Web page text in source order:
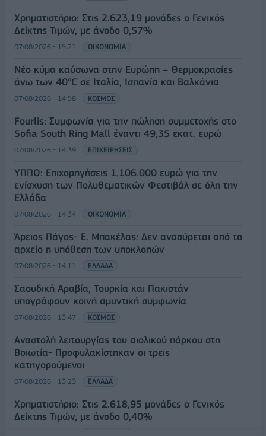
Χρηματιστήριο: Στις 2.623,19 μονάδες ο Γενικός
Δείκτης Τιμών, με άνοδο 0,57%
07/08/2026 - 15:21 ΟΙΚΟΝΟΜΙΑ
Νέο κύμα καύσωνα στην Ευρώπη – Θερμοκρασίες
άνω των 40°C σε Ιταλία, Ισπανία και Βαλκάνια
07/08/2026 - 14:58 ΚΟΣΜΟΣ
Fourlis: Συμφωνία για την πώληση συμμετοχής στο
Sofia South Ring Mall έναντι 49,35 εκατ. ευρώ
07/08/2026 - 14:39 ΕΠΙΧΕΙΡΗΣΕΙΣ
ΥΠΠΟ: Επιχορηγήσεις 1.106.000 ευρώ για την
ενίσχυση των Πολυθεματικών Φεστιβάλ σε όλη την
Ελλάδα
07/08/2026 - 14:34 ΟΙΚΟΝΟΜΙΑ
Άρειος Πάγος- Ε. Μπακέλας: Δεν ανασύρεται από το
αρχείο η υπόθεση των υποκλοπών
07/08/2026 - 14:11 ΕΛΛΑΔΑ
Σαουδική Αραβία, Τουρκία και Πακιστάν
υπογράφουν κοινή αμυντική συμφωνία
07/08/2026 - 13:47 ΚΟΣΜΟΣ
Αναστολή λειτουργίας του αιολικού πάρκου στη
Βοιωτία- Προφυλακίστηκαν οι τρεις
κατηγορούμενοι
07/08/2026 - 13:23 ΕΛΛΑΔΑ
Χρηματιστήριο: Στις 2.618,95 μονάδες ο Γενικός
Δείκτης Τιμών, με άνοδο 0,40%